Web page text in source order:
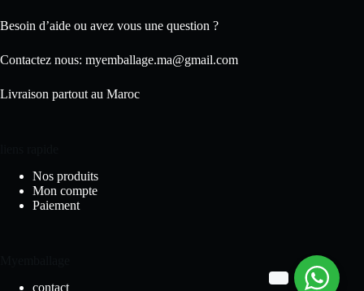
Besoin d’aide ou avez vous une question ?
Contactez nous: myemballage.ma@gmail.com
Livraison partout au Maroc
Nos produits
Mon compte
Paiement
contact